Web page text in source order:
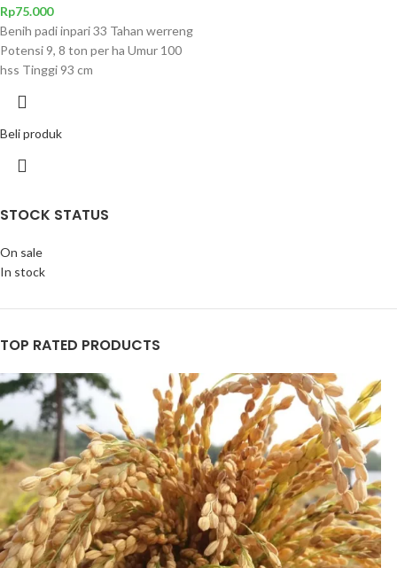
STOCK STATUS
On sale
In stock
TOP RATED PRODUCTS
Rp75.000
Benih padi inpari 33 Tahan werreng
Potensi 9, 8 ton per ha Umur 100
hss Tinggi 93 cm
Beli produk